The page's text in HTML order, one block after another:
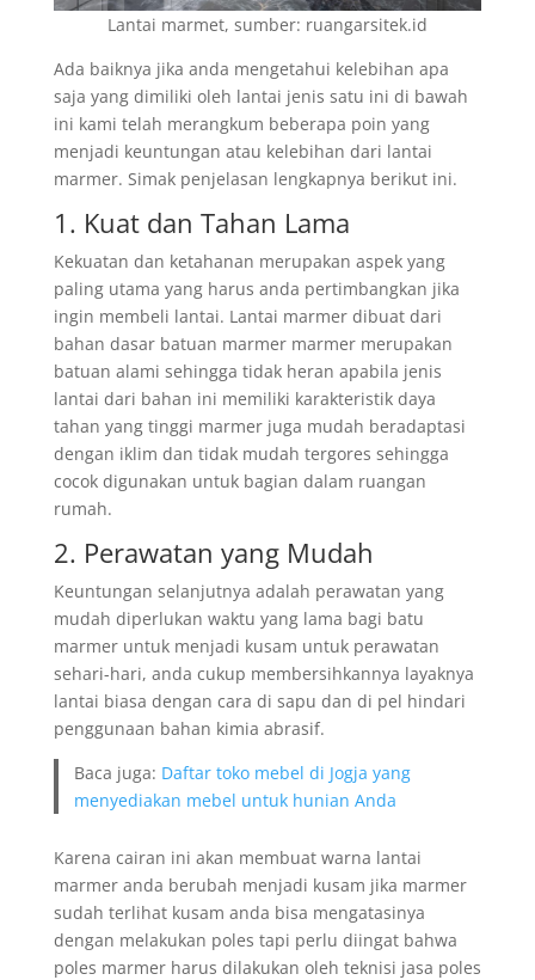
Lantai marmet, sumber: ruangarsitek.id
Ada baiknya jika anda mengetahui kelebihan apa
saja yang dimiliki oleh lantai jenis satu ini di bawah
ini kami telah merangkum beberapa poin yang
menjadi keuntungan atau kelebihan dari lantai
marmer. Simak penjelasan lengkapnya berikut ini.
1. Kuat dan Tahan Lama
Kekuatan dan ketahanan merupakan aspek yang
paling utama yang harus anda pertimbangkan jika
ingin membeli lantai. Lantai marmer dibuat dari
bahan dasar batuan marmer marmer merupakan
batuan alami sehingga tidak heran apabila jenis
lantai dari bahan ini memiliki karakteristik daya
tahan yang tinggi marmer juga mudah beradaptasi
dengan iklim dan tidak mudah tergores sehingga
cocok digunakan untuk bagian dalam ruangan
rumah.
2. Perawatan yang Mudah
Keuntungan selanjutnya adalah perawatan yang
mudah diperlukan waktu yang lama bagi batu
marmer untuk menjadi kusam untuk perawatan
sehari-hari, anda cukup membersihkannya layaknya
lantai biasa dengan cara di sapu dan di pel hindari
penggunaan bahan kimia abrasif.
Baca juga: Daftar toko mebel di Jogja yang
menyediakan mebel untuk hunian Anda
Karena cairan ini akan membuat warna lantai
marmer anda berubah menjadi kusam jika marmer
sudah terlihat kusam anda bisa mengatasinya
dengan melakukan poles tapi perlu diingat bahwa
poles marmer harus dilakukan oleh teknisi jasa poles